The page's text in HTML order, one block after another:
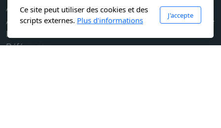
Accueil
À propos de
Prestations
Références
Conditions d'utilisation
Politique de confidentialité
Ce site peut utiliser des cookies et des
scripts externes. Plus d'informations
J'accepte